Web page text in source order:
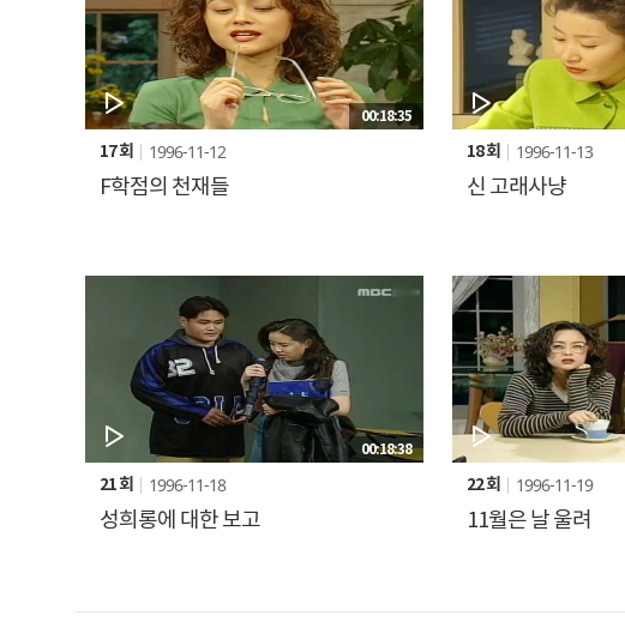
00:18:35
17 회 1996-11-12
F학점의 천재들
18 회 1996-11-13
신 고래사냥
00:18:38
21 회 1996-11-18
성희롱에 대한 보고
22 회 1996-11-19
11월은 날 울려